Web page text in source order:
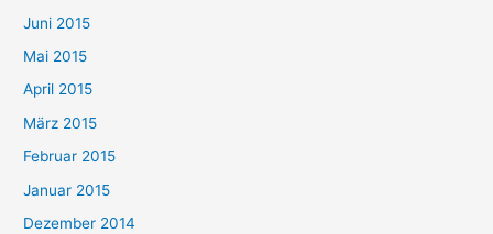
Juni 2015
Mai 2015
April 2015
März 2015
Februar 2015
Januar 2015
Dezember 2014